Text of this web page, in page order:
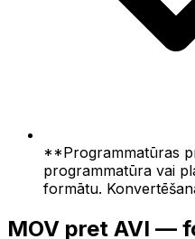
**Programmatūras
programmatūra vai
formātu.
MOV pret AVI —